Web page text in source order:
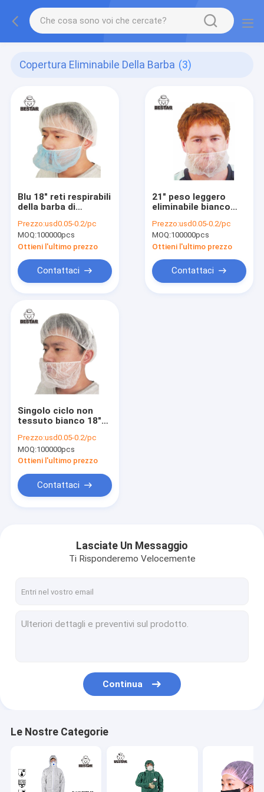
Copertura Eliminabile Della Barba (3)
Blu 18" reti respirabili
della barba di
copertura eliminabile
della barba
Prezzo:usd0.05-0.2/pc
MOQ:100000pcs
Ottieni l'ultimo prezzo
Contattaci
21" peso leggero
eliminabile bianco
della copertura
eliminabile della
barba
Prezzo:usd0.05-0.2/pc
MOQ:100000pcs
Ottieni l'ultimo prezzo
Contattaci
Singolo ciclo non
tessuto bianco 18"
eliminabile della
barba per la
trasformazione dei
Prezzo:usd0.05-0.2/pc
MOQ:100000pcs
Ottieni l'ultimo prezzo
Contattaci
Lasciate Un Messaggio
Ti Risponderemo Velocemente
Continua
Le Nostre Categorie